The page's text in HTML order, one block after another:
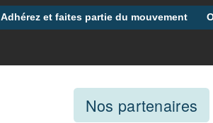
Adhérez et faites partie du mouvement
Nos partenaires